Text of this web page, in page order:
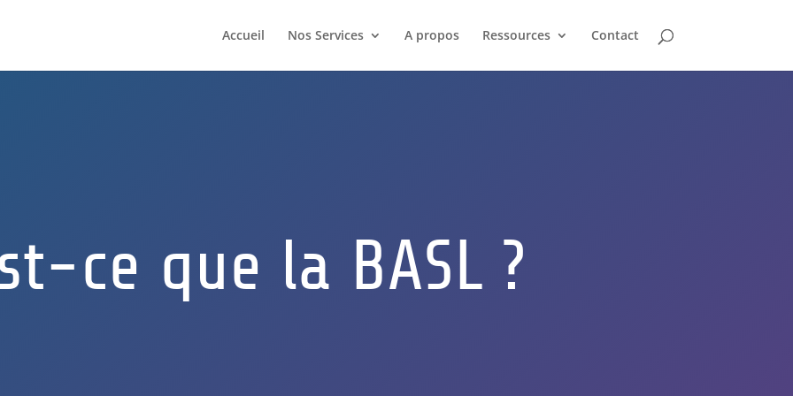
Accueil Nos Services A propos Ressources Contact
ce que la BASL ?